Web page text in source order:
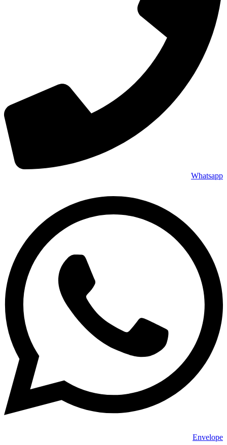
Whatsapp
Envelope